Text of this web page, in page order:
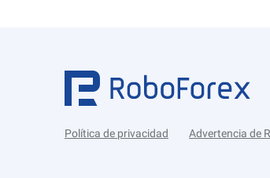
Política de privacidad Advertencia de